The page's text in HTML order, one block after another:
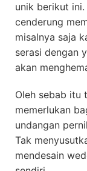
unik berikut
cenderung
misalnya saja
serasi dengan
akan
Oleh sebab itu
memerlukan
undangan
Tak
mendesain